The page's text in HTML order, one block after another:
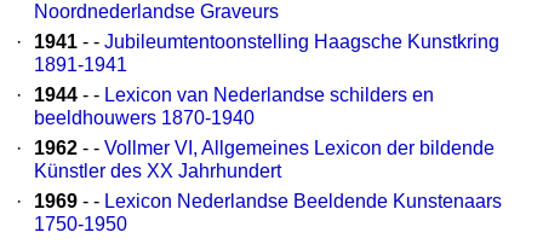
Noordnederlandse Graveurs
·
1941 - - Jubileumtentoonstelling Haagsche Kunstkring
1891-1941
·
1944 - - Lexicon van Nederlandse schilders en
beeldhouwers 1870-1940
·
1962 - - Vollmer VI, Allgemeines Lexicon der bildende
Künstler des XX Jahrhundert
·
1969 - - Lexicon Nederlandse Beeldende Kunstenaars
1750-1950